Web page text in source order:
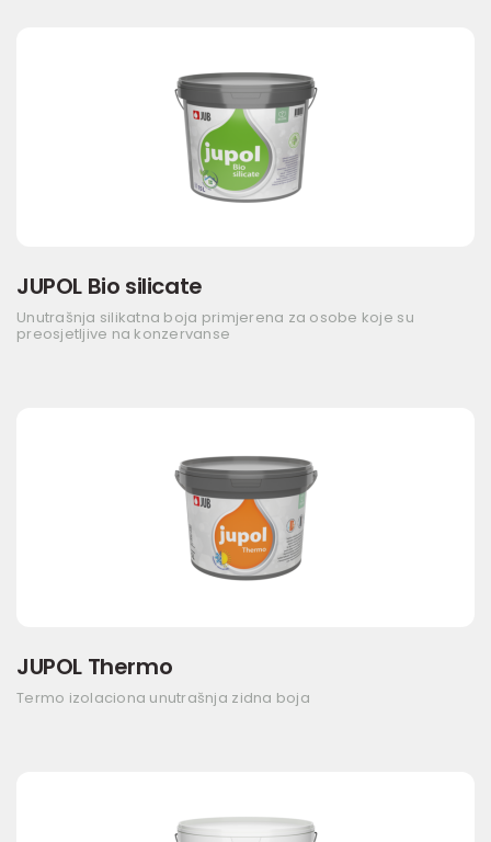
JUPOL Bio silicate
Unutrašnja silikatna boja primjerena za osobe koje su
preosjetljive na konzervanse
JUPOL Thermo
Termo izolaciona unutrašnja zidna boja